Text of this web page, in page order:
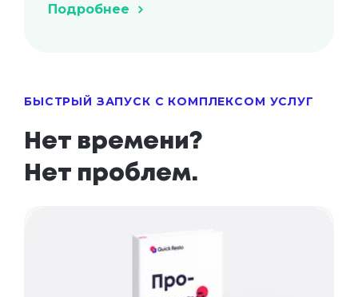
Подробнее
БЫСТРЫЙ ЗАПУСК С КОМПЛЕКСОМ УСЛУГ
Нет времени?
Нет проблем.